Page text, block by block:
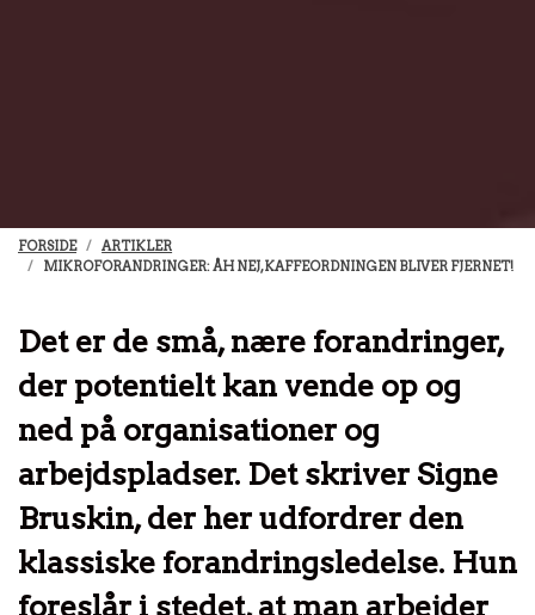
FORSIDE
ARTIKLER
MIKROFORANDRINGER: ÅH NEJ, KAFFEORDNINGEN BLIVER FJERNET!
Det er de små, nære forandringer,
der potentielt kan vende op og
ned på organisationer og
arbejdspladser. Det skriver Signe
Bruskin, der her udfordrer den
klassiske forandringsledelse. Hun
foreslår i stedet, at man arbejder